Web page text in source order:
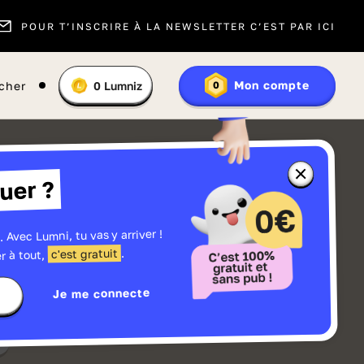
POUR T’INSCRIRE À LA NEWSLETTER C’EST PAR ICI
En
savoir
plus
les
Vous
:
0 Lumniz 0 Mon compte
Fermer
la
fenêtre
sur
Lumniz
?
Lumni, tu vas y arriver !
à tout, c'est gratuit .
Je me connecte